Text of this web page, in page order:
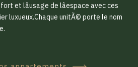
et lâusage de lâespace avec ces
luxueux.Chaque unitÃ© porte le nom